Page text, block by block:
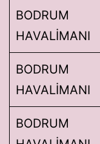
BODRUM
HAVALİMANI
BODRUM
HAVALİMANI
BODRUM